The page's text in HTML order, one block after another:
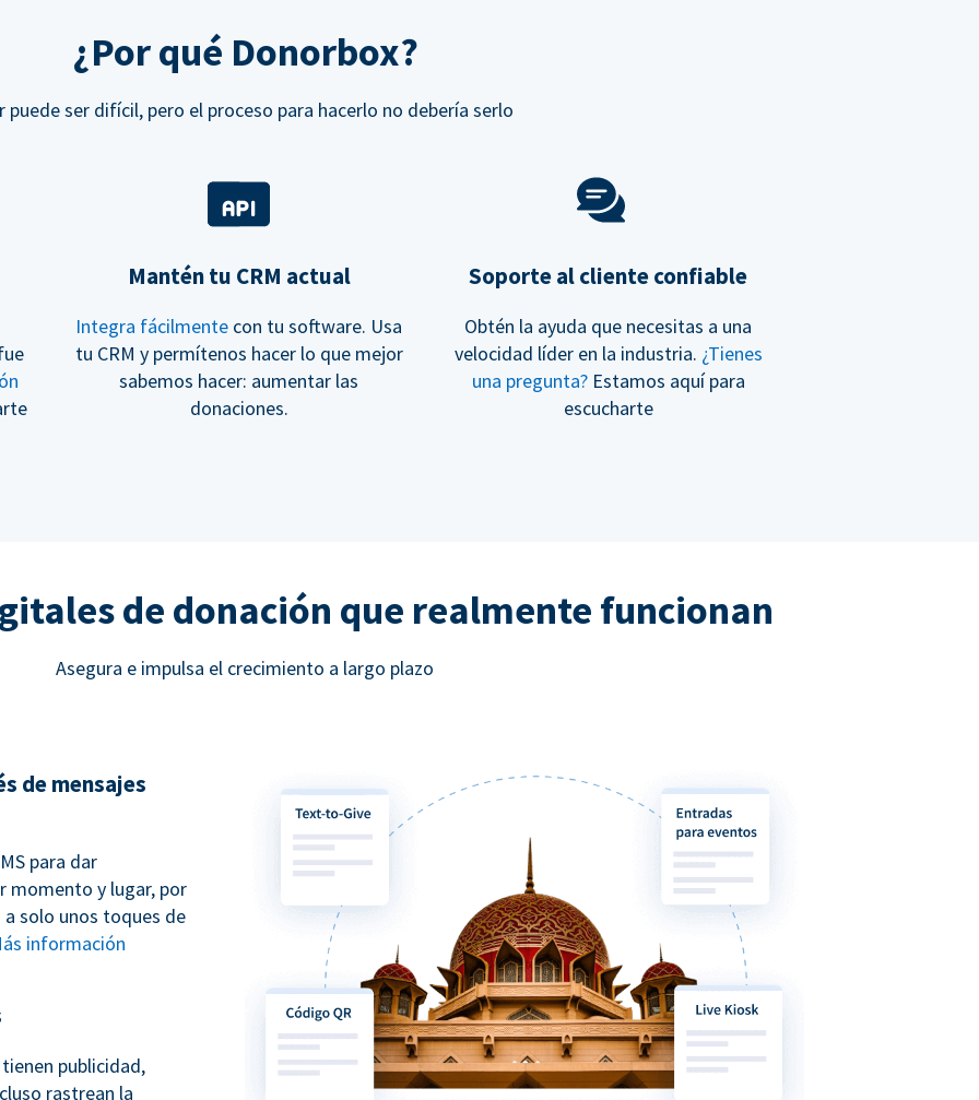
¿Por qué Donorbox?
puede ser difícil, pero el proceso para hacerlo no debería serlo
Mantén tu CRM actual
Integra fácilmente con tu software. Usa
tu CRM y permítenos hacer lo que mejor
sabemos hacer: aumentar las
donaciones.
Soporte al cliente confiable
Obtén la ayuda que necesitas a una
velocidad líder en la industria. ¿Tienes
una pregunta?Estamos aquí para
escucharte
de donación que realmente funcionan
Asegura e impulsa el crecimiento a largo plazo
de mensajes
para dar
momento y lugar, por
solo unos toques de
información
publicidad,
rastrean la